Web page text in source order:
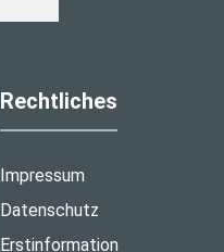
Rechtliches
Impressum
Datenschutz
Erstinformation